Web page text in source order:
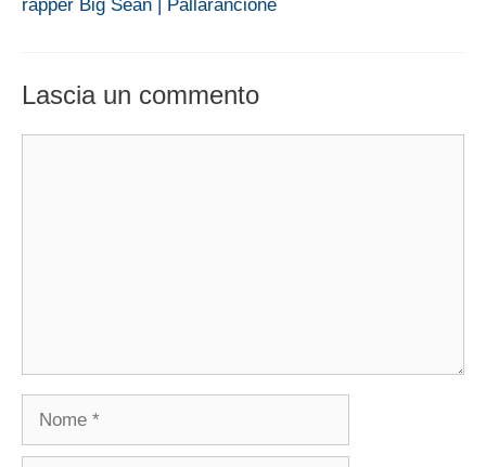
rapper Big Sean | Pallarancione
Lascia un commento
Nome